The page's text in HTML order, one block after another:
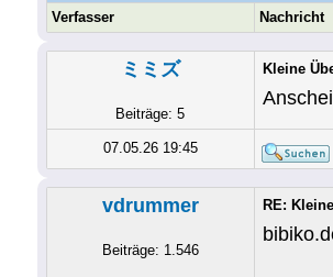
Verfasser Nachricht
ミミズ
Beiträge: 5
Kleine
07.05.26 19:45
vdrummer
Beiträge: 1.546
RE: